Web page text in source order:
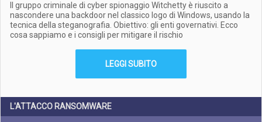
Il gruppo criminale di cyber spionaggio Witchetty è riuscito a
nascondere una backdoor nel classico logo di Windows, usando la
tecnica della steganografia. Obiettivo: gli enti governativi. Ecco
cosa sappiamo e i consigli per mitigare il rischio
LEGGI SUBITO
L'ATTACCO RANSOMWARE